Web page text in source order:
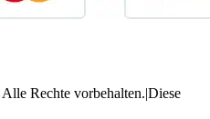
Rechte vorbehalten.|Diese